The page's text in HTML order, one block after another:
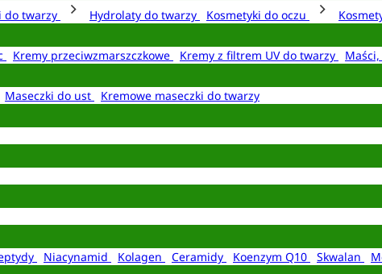
do twarzy Hydrolaty do twarzy Kosmetyki do oczu
Kremy przeciwzmarszczkowe Kremy z filtrem UV do twarzy
Maseczki do ust
Kremowe maseczki do twarzy
Niacynamid Kolagen Ceramidy Koenzym Q10 Skwalan